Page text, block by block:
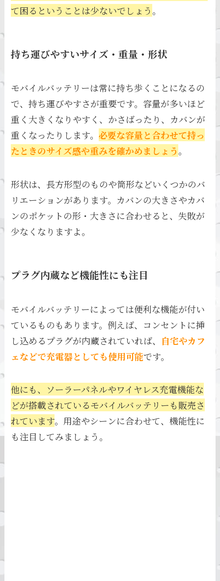
て困るということは少ないでしょう。
持ち運びやすいサイズ・重量・形状
モバイルバッテリーは常に持ち歩くことになるの
で、持ち運びやすさが重要です。容量が多いほど
重く大きくなりやすく、かさばったり、カバンが
重くなったりします。必要な容量と合わせて持っ
たときのサイズ感や重みを確かめましょう。
形状は、長方形型のものや筒形などいくつかのバ
リエーションがあります。カバンの大きさやカバ
ンのポケットの形・大きさに合わせると、失敗が
少なくなりますよ。
プラグ内蔵など機能性にも注目
モバイルバッテリーによっては便利な機能が付い
ているものもあります。例えば、コンセントに挿
し込めるプラグが内蔵されていれば、
自宅やカフ
ェなどで充電器としても使用可能です。
他にも、ソーラーパネルやワイヤレス充電機能な
どが搭載されているモバイルバッテリーも販売さ
れています。用途やシーンに合わせて、機能性に
も注目してみましょう。